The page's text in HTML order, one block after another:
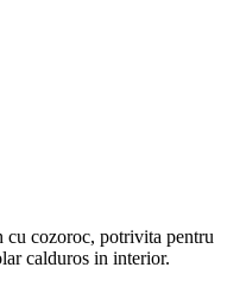
cu cozoroc, potrivita pentru
calduros in interior.